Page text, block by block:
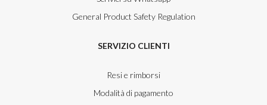
General Product Safety Regulation
SERVIZIO CLIENTI
Resi e rimborsi
Modalità di pagamento